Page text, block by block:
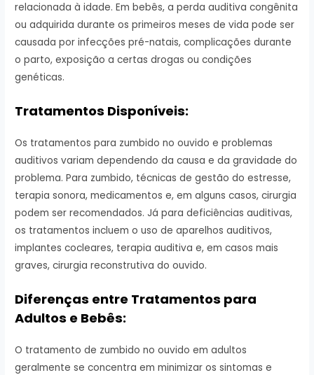
relacionada à idade. Em bebês, a perda auditiva congênita
ou adquirida durante os primeiros meses de vida pode ser
causada por infecções pré-natais, complicações durante
o parto, exposição a certas drogas ou condições
genéticas.
Tratamentos Disponíveis:
Os tratamentos para zumbido no ouvido e problemas
auditivos variam dependendo da causa e da gravidade do
problema. Para zumbido, técnicas de gestão do estresse,
terapia sonora, medicamentos e, em alguns casos, cirurgia
podem ser recomendados. Já para deficiências auditivas,
os tratamentos incluem o uso de aparelhos auditivos,
implantes cocleares, terapia auditiva e, em casos mais
graves, cirurgia reconstrutiva do ouvido.
Diferenças entre Tratamentos para
Adultos e Bebês:
O tratamento de zumbido no ouvido em adultos
geralmente se concentra em minimizar os sintomas e